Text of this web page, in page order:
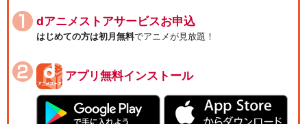
dアニメストアサービスお申込
はじめての方は初月無料でアニメが見放題！
アプリ無料インストール